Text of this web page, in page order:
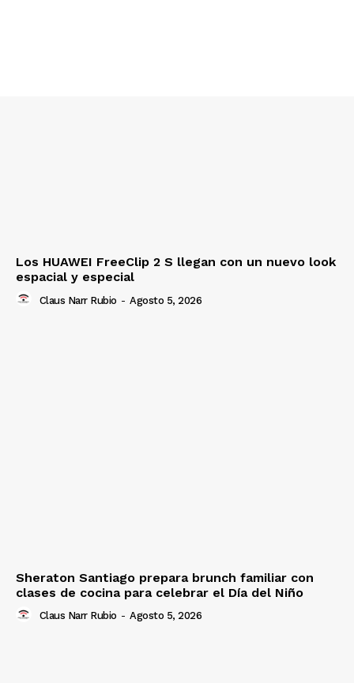
Los HUAWEI FreeClip 2 S llegan con un nuevo look
espacial y especial
Claus Narr Rubio - Agosto 5, 2026
Sheraton Santiago prepara brunch familiar con
clases de cocina para celebrar el Día del Niño
Claus Narr Rubio - Agosto 5, 2026